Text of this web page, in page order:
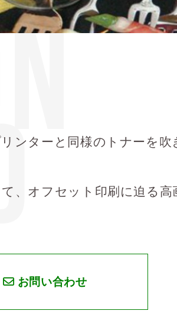
ンターと同様のトナーを
、オフセット印刷に迫る
お問い合わせ